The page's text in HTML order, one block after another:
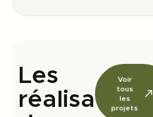
Les
réalisations
Voir
tous
les
projets